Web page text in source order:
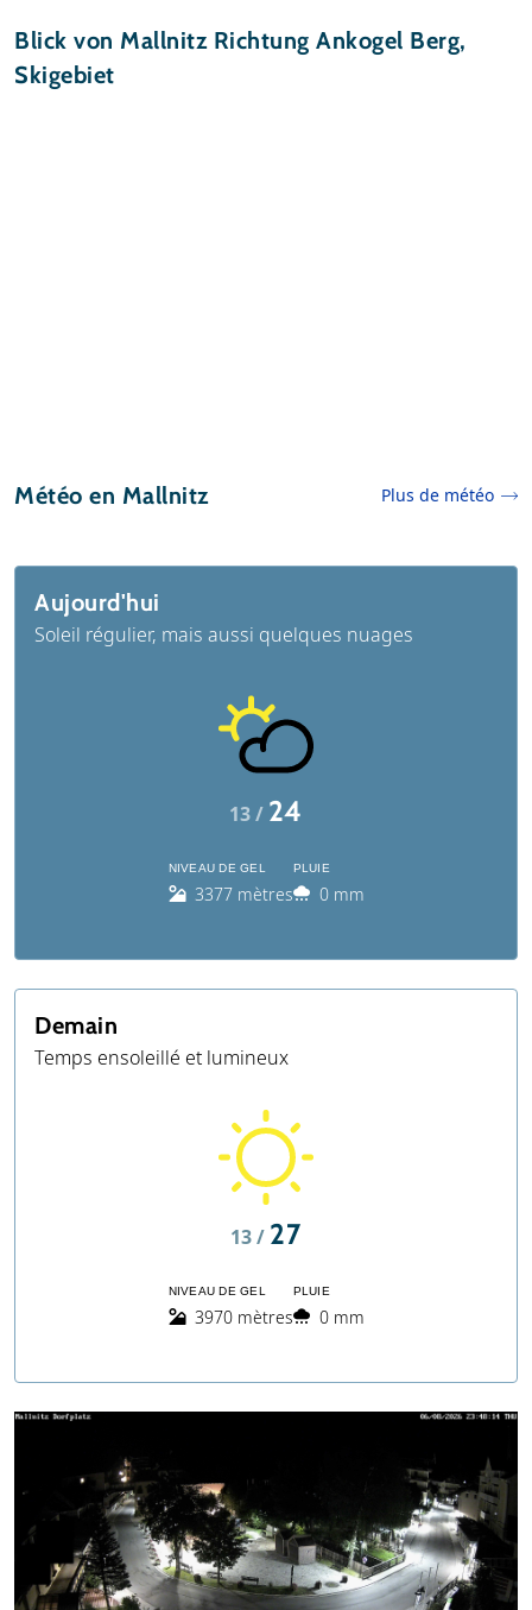
Blick von Mallnitz Richtung Ankogel Berg,
Skigebiet
Météo en Mallnitz Plus de météo
Aujourd'hui
Soleil régulier, mais aussi quelques nuages
13 / 24
NIVEAU DE GEL
3377 mètres
PLUIE
0 mm
Demain
Temps ensoleillé et lumineux
13 / 27
NIVEAU DE GEL
3970 mètres
PLUIE
0 mm